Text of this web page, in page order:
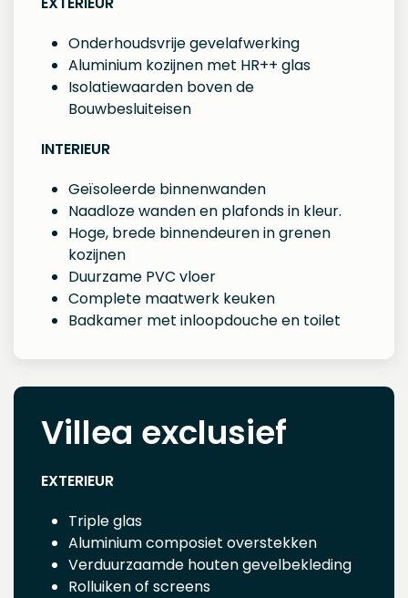
Onderhoudsvrije gevelafwerking
Aluminium kozijnen met HR++ glas
Isolatiewaarden boven de
Bouwbesluiteisen
INTERIEUR
Geïsoleerde binnenwanden
Naadloze wanden en plafonds in kleur.
Hoge, brede binnendeuren in grenen
kozijnen
Duurzame PVC vloer
Complete maatwerk keuken
Badkamer met inloopdouche en toilet
Villea exclusief
EXTERIEUR
Triple glas
Aluminium composiet overstekken
Verduurzaamde houten gevelbekleding
Rolluiken of screens